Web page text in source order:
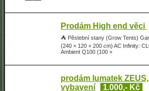
Prodám High end věci
⛺ Pěstební stany (Grow Tents)
(240 × 120 × 200 cm) AC Infinity:
Ambient Q100 (100 ×
prodám lumatek
vybavení
1.000,- Kč